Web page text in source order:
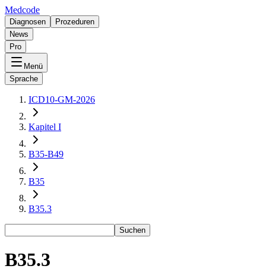
Medcode
Diagnosen
Prozeduren
News
Pro
Menü
Sprache
ICD10-GM-2026
Kapitel I
B35-B49
B35
B35.3
Suchen
B35.3